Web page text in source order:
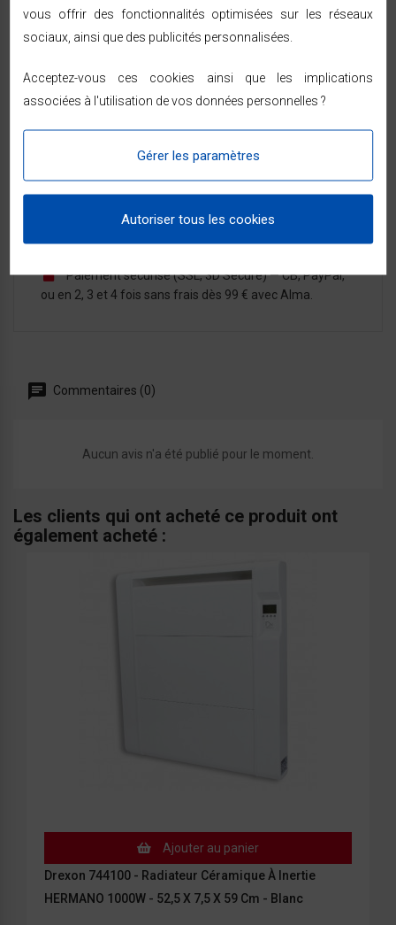
GEODIS, partout en France métropolitaine.
Vous êtes prévenu par SMS ou e-mail à chaque
étape de l'expédition.
14 jours pour changer d'avisà compter de la
Paiement sécurisé (SSL, 3D Secure) — CB, PayPal,
ou en 2, 3 et 4 fois sans frais dès 99 € avec Alma.
Commentaires (0)
Aucun avis n'a été publié pour le moment.
Les clients qui ont acheté ce produit ont
également acheté :
Ajouter au panier
Drexon 744100 - Radiateur Céramique À Inertie
HERMANO 1000W - 52,5 X 7,5 X 59 Cm - Blanc
vous offrir des fonctionnalités optimisées sur les réseaux
sociaux, ainsi que des publicités personnalisées.
Acceptez-vous ces cookies ainsi que les implications
associées à l'utilisation de vos données personnelles ?
Gérer les paramètres
Autoriser tous les cookies